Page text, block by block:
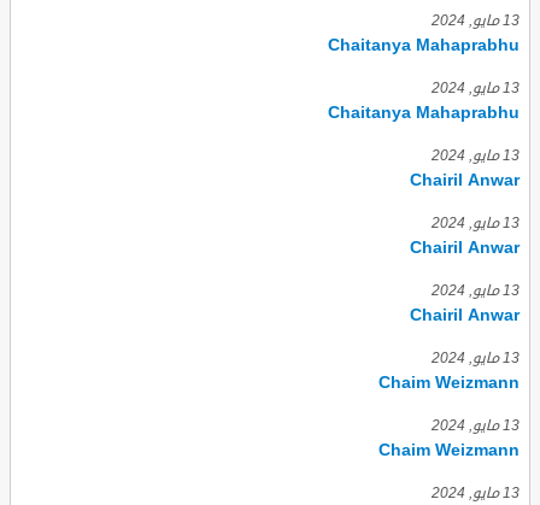
13 مايو, 2024
Chaitanya Mahaprabhu
13 مايو, 2024
Chaitanya Mahaprabhu
13 مايو, 2024
Chairil Anwar
13 مايو, 2024
Chairil Anwar
13 مايو, 2024
Chairil Anwar
13 مايو, 2024
Chaim Weizmann
13 مايو, 2024
Chaim Weizmann
13 مايو, 2024